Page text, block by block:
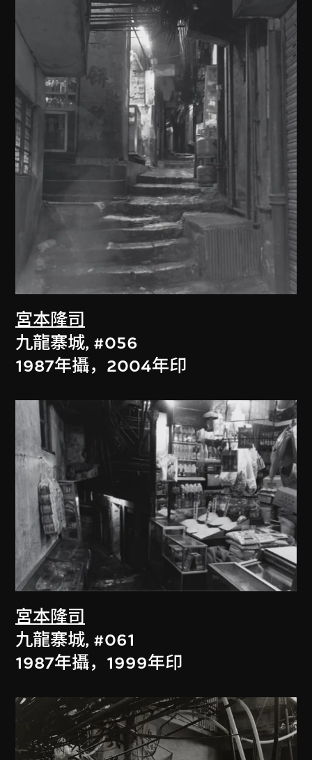
宮本隆司
九龍寨城, #056
1987年攝，2004年印
宮本隆司
九龍寨城, #061
1987年攝，1999年印